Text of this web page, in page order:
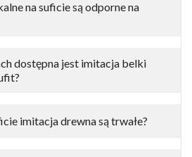
na suficie są odporne na
dostępna jest imitacja belki
imitacja drewna są trwałe?